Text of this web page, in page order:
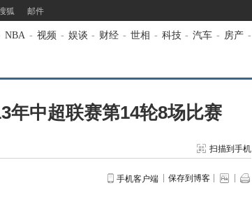
狐 邮件
NBA - 视频 - 娱谈 - 财经 - 世相 - 科技 - 汽车 - 房产 -
年中超联赛第14轮8场比赛
扫描到手机
手机客户端 保存到博客